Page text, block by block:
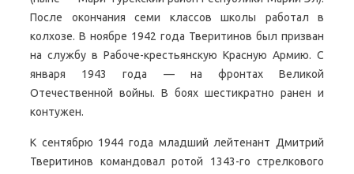
После окончания семи классов школы работал в
колхозе. В ноябре 1942 года Тверитинов был призван
на службу в Рабоче-крестьянскую Красную Армию. С
января 1943 года — на фронтах Великой
Отечественной войны. В боях шестикратно ранен и
контужен.
К сентябрю 1944 года младший лейтенант Дмитрий
Тверитинов командовал ротой 1343-го стрелкового